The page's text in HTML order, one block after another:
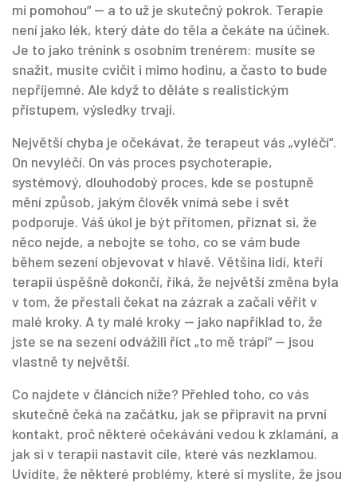
mi pomohou“ — a to už je skutečný pokrok. Terapie
není jako lék, který dáte do těla a čekáte na účinek.
Je to jako trénink s osobním trenérem: musíte se
snažit, musíte cvičit i mimo hodinu, a často to bude
nepříjemné. Ale když to děláte s realistickým
přístupem, výsledky trvají.
Největší chyba je očekávat, že terapeut vás „vyléčí“.
On nevyléčí. On vás proces psychoterapie,
systémový, dlouhodobý proces, kde se postupně
mění způsob, jakým člověk vnímá sebe i svět
podporuje. Váš úkol je být přítomen, přiznat si, že
něco nejde, a nebojte se toho, co se vám bude
během sezení objevovat v hlavě. Většina lidí, kteří
terapii úspěšně dokončí, říká, že největší změna byla
v tom, že přestali čekat na zázrak a začali věřit v
malé kroky. A ty malé kroky — jako například to, že
jste se na sezení odvážili říct „to mě trápí“ — jsou
vlastně ty největší.
Co najdete v článcích níže? Přehled toho, co vás
skutečně čeká na začátku, jak se připravit na první
kontakt, proč některé očekávání vedou k zklamání, a
jak si v terapii nastavit cíle, které vás nezklamou.
Uvidíte, že některé problémy, které si myslíte, že jsou